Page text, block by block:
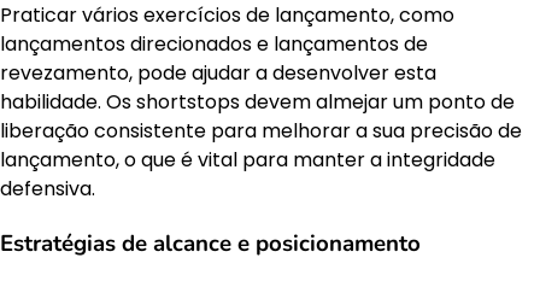
Praticar vários exercícios de lançamento, como
lançamentos direcionados e lançamentos de
revezamento, pode ajudar a desenvolver esta
habilidade. Os shortstops devem almejar um ponto de
liberação consistente para melhorar a sua precisão de
lançamento, o que é vital para manter a integridade
defensiva.
Estratégias de alcance e posicionamento